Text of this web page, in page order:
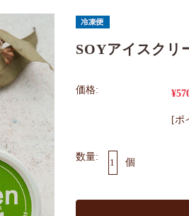
SOYアイスク
価格:
[ポ
数量:
個